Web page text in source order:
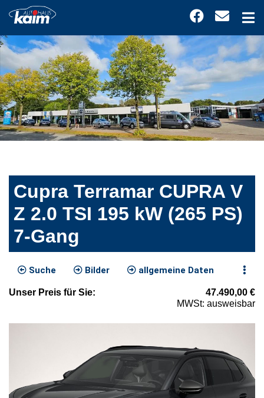
Cupra Terramar CUPRA V
Z 2.0 TSI 195 kW (265 PS)
7-Gang
Suche Bilder allgemeine Daten
Unser Preis für Sie: 47.490,00 €
MWSt: ausweisbar